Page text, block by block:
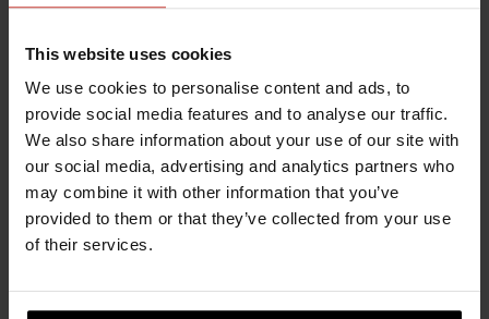
This website uses cookies
We use cookies to personalise content and ads, to
provide social media features and to analyse our traffic.
We also share information about your use of our site with
our social media, advertising and analytics partners who
may combine it with other information that you’ve
provided to them or that they’ve collected from your use
of their services.
URSUIT
AWS
924,30 €
URSUIT
AWS LADY
924,30 €